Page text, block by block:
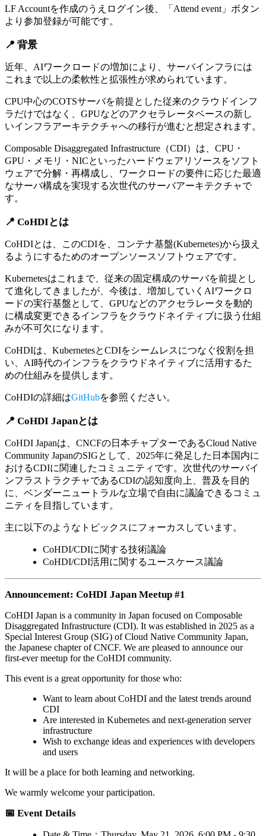
LF Accountを作成のうえログイン後、「Attend event」ボタン
より参加登録が可能です。
📍 背景
近年、AIワークロードの増加により、サーバインフラには
これまで以上の柔軟性と拡張性が求められています。
CPU中心のCOTSサーバを前提とした従来のクラウドインフ
ラだけではなく、GPUなどのアクセラレータベースの新し
いインフラアーキテクチャへの移行が進むと想定されます。
Composable Disaggregated Infrastructure（CDI）は、CPU・
GPU・メモリ・NICといったハードウェアリソースをソフト
ウェアで分解・再構成し、ワークロードの要件に応じた最適
なサーバ構成を実現する次世代のサーバアーキテクチャで
す。
📍 CoHDIとは
CoHDIとは、このCDIを、コンテナ基盤(Kubernetes)から扱え
るようにするためのオープンソースソフトウェアです。
Kubernetesはこれまで、従来の固定構成のサーバを前提とし
て進化してきましたが、今後は、増加していくAIワークロ
ードの実行基盤として、GPUなどのアクセラレータを動的
に構成変更できるインフラをクラウドネイティブに扱う仕組
みが不可欠になります。
CoHDIは、KubernetesとCDIをシームレスにつなぐ役割を担
い、AI時代のインフラをクラウドネイティブに活用するた
めの仕組みを提供します。
CoHDIの詳細はGitHubを参照ください。
📍 CoHDI Japanとは
CoHDI Japanは、CNCFの日本チャプターであるCloud Native
Community JapanのSIGとして、2025年に発足した日本国内に
おけるCDIに関連したコミュニティです。次世代のサーバイ
ンフラストラクチャであるCDIの認知度向上、普及を目的
に、ベンダーニュートラルな立場で自由に議論できるコミュ
ニティを目指しています。
主に以下のようなトピックスにフォーカスしています。
CoHDI/CDIに関する技術議論
CoHDI/CDI活用に関するユースケース議論
Announcement: CoHDI Japan Meetup #1
CoHDI Japan is a community in Japan focused on Composable
Disaggregated Infrastructure (CDI). It was established in 2025 as a
Special Interest Group (SIG) of Cloud Native Community Japan,
the Japanese chapter of CNCF. We are pleased to announce our
first-ever meetup for the CoHDI community.
This event is a great opportunity for those who:
Want to learn about CoHDI and the latest trends around
CDI
Are interested in Kubernetes and next-generation server
infrastructure
Wish to exchange ideas and experiences with developers
and users
It will be a place for both learning and networking.
We warmly welcome your participation.
📅 Event Details